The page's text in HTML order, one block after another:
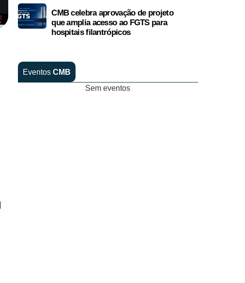
CMB celebra aprovação de projeto
que amplia acesso ao FGTS para
hospitais filantrópicos
Eventos CMB
Sem eventos